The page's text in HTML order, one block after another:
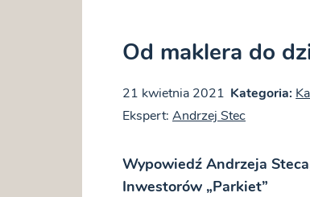
Od maklera do
21 kwietnia 2021 Kategoria:
Ekspert: Andrzej Stec
Wypowiedź Andrzeja
Inwestorów „Parkiet”